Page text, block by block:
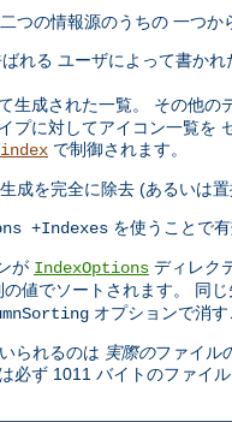
つの情報源のうちの 一つか
ばれる ユーザによって書かれ
生成された一覧。 その他の
プに対してアイコン一覧を
で制御されます。
成を完全に除去 (あるいは
+Indexes を使うことで
が IndexOptions ディレク
値でソートされます。 同
オプションで消す
られるのは 実際のファイル
必ず 1011 バイトのファイ